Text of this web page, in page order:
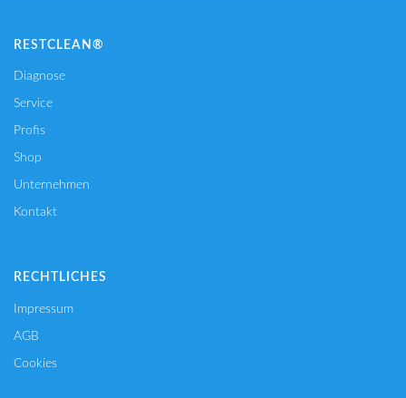
RESTCLEAN®
Diagnose
Service
Profis
Shop
Unternehmen
Kontakt
RECHTLICHES
Impressum
AGB
Cookies